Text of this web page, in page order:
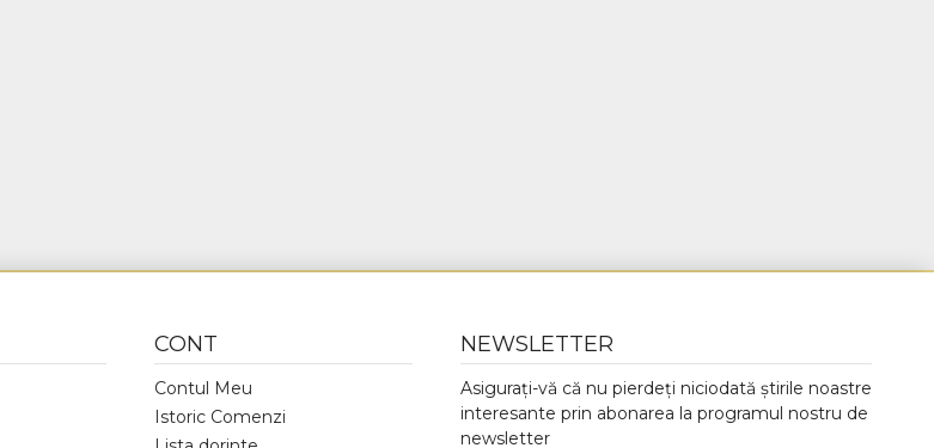
CONT
Contul Meu
Istoric Comenzi
NEWSLETTER
Asigurați-vă că nu pierdeți niciodată știrile noastre
interesante prin abonarea la programul nostru de
newsletter